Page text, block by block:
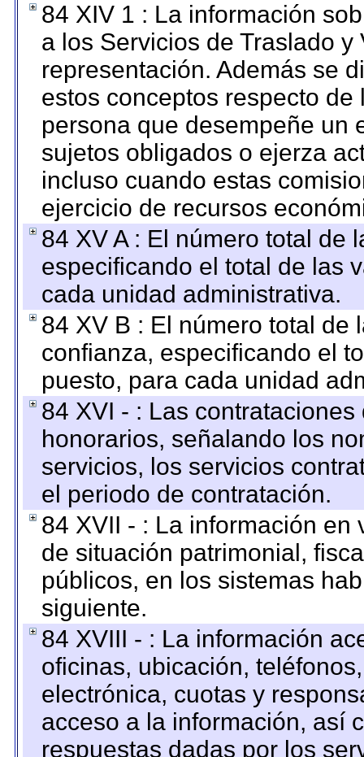
84 XIV 1 : La información
a los Servicios de Traslado
representación. Además se
estos conceptos respecto
persona que desempeñe un
sujetos obligados o ejerza
incluso cuando estas
ejercicio de recursos
84 XV A : El número total de
especificando el total de las
cada unidad administrativa.
84 XV B : El número total de
confianza, especificando el
puesto, para cada unidad
84 XVI - : Las
honorarios, señalando los
servicios, los servicios
el periodo de contratación.
84 XVII - : La información
de situación patrimonial,
públicos, en los sistemas
siguiente.
84 XVIII - : La información
oficinas, ubicación,
electrónica, cuotas y
acceso a la información, así
respuestas dadas por los